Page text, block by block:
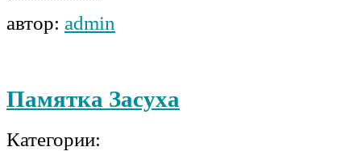
автор: admin
Памятка Засуха
Категории: